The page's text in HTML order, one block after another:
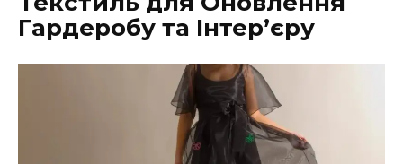
Гардеробу та Інтер’єру